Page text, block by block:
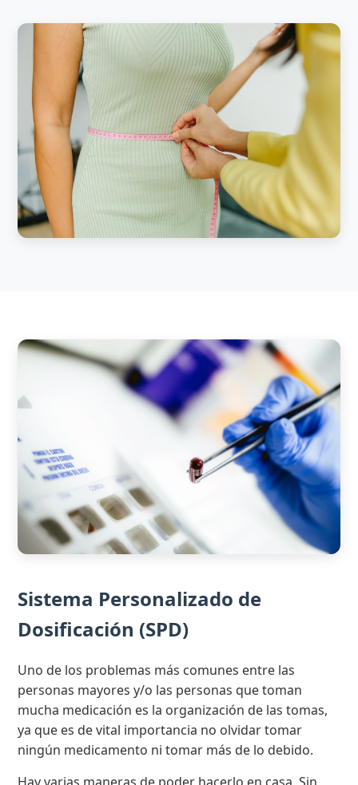
Sistema Personalizado de
Dosificación (SPD)
Uno de los problemas más comunes entre las
personas mayores y/o las personas que toman
mucha medicación es la organización de las tomas,
ya que es de vital importancia no olvidar tomar
ningún medicamento ni tomar más de lo debido.